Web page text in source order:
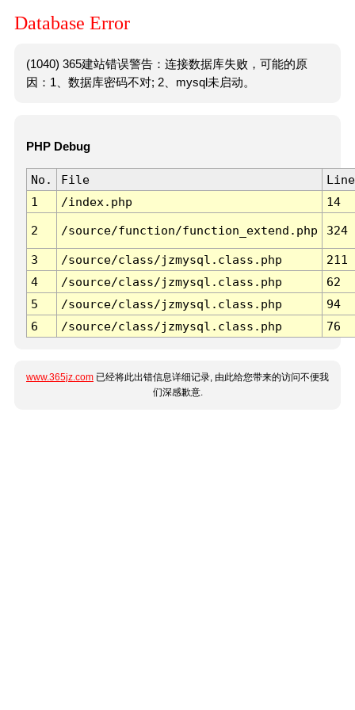
Database Error
(1040) 365建站错误警告：连接数据库失败，可能的原
因：1、数据库密码不对; 2、mysql未启动。
PHP Debug
No. File
Line
1
/index.php 14
2 /source/function/function_extend.php 324
3 /source/class/jzmysql.class.php
211
4
/source/class/jzmysql.class.php
62
5
/source/class/jzmysql.class.php
94
6
/source/class/jzmysql.class.php 76
www.365jz.com 已经将此出错信息详细记录, 由此给您带来的访问不便我
们深感歉意.